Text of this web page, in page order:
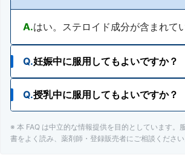
A.はい。ステロイド成分が含まれて
Q.妊娠中に服用してもよいですか？
A.妊婦又は妊娠していると思われる
剤師又は登録販売者にご相談くだ
Q.授乳中に服用してもよいですか？
A.使用が検討できます。ただし、安
け、主治医にご相談ください。
※ 本 FAQ は中立的な情報提供を目的としています。
書をよく読み、薬剤師・登録販売者にご相談ください